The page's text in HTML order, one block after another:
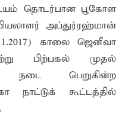
தொடர்பான பூகோள
அப்துர்ரஹ்மான்
காலை ஜெனீவா
பிற்பகல் முதல்
நடை பெறுகின்ற
நாட்டுக் கூட்டத்தில்